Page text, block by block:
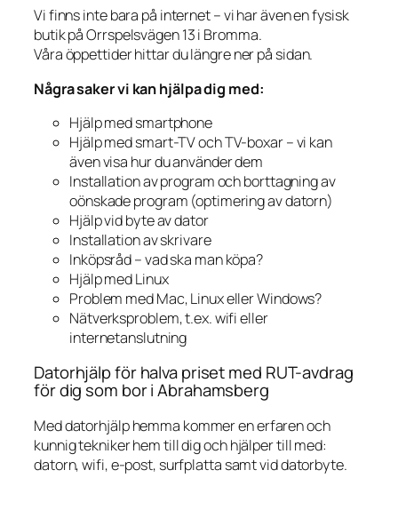
Vi finns inte bara på internet – vi har även en fysisk
butik på Orrspelsvägen 13 i Bromma.
Våra öppettider hittar du längre ner på sidan.
Några saker vi kan hjälpa dig med:
Hjälp med smartphone
Hjälp med smart-TV och TV-boxar – vi kan
även visa hur du använder dem
Installation av program och borttagning av
oönskade program (optimering av datorn)
Hjälp vid byte av dator
Installation av skrivare
Inköpsråd – vad ska man köpa?
Hjälp med Linux
Problem med Mac, Linux eller Windows?
Nätverksproblem, t.ex. wifi eller
internetanslutning
Datorhjälp för halva priset med RUT-avdrag
för dig som bor i Abrahamsberg
Med datorhjälp hemma kommer en erfaren och
kunnig tekniker hem till dig och hjälper till med:
datorn, wifi, e-post, surfplatta samt vid datorbyte.